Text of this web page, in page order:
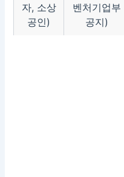
자, 소상
공인)
벤처기업부
공지)